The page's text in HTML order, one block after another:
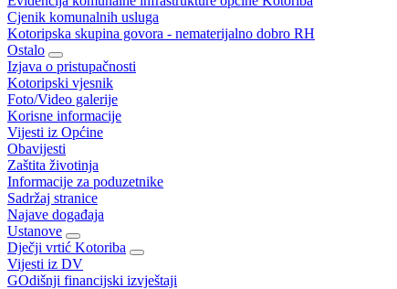
Cjenik komunalnih usluga
Kotoripska skupina govora - nematerijalno dobro RH
Ostalo
Izjava o pristupačnosti
Kotoripski vjesnik
Foto/Video galerije
Korisne informacije
Vijesti iz Općine
Obavijesti
Zaštita životinja
Informacije za poduzetnike
Sadržaj stranice
Najave događaja
Ustanove
Dječji vrtić Kotoriba
Vijesti iz DV
GOdišnji financijski izvještaji